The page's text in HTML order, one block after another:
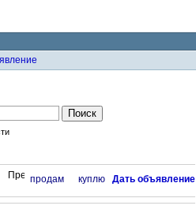
продам куплю Дaть объявление